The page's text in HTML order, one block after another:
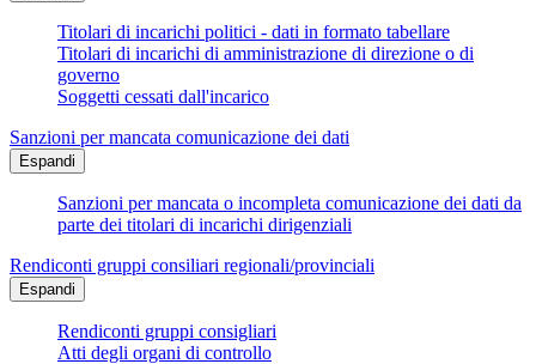
Titolari di incarichi politici - dati in formato tabellare
Titolari di incarichi di amministrazione di direzione o di
governo
Soggetti cessati dall'incarico
Sanzioni per mancata comunicazione dei dati
Espandi
Sanzioni per mancata o incompleta comunicazione dei dati da
parte dei titolari di incarichi dirigenziali
Rendiconti gruppi consiliari regionali/provinciali
Espandi
Rendiconti gruppi consigliari
Atti degli organi di controllo